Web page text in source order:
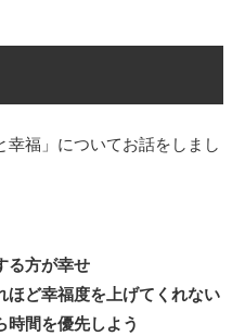
福」についてお話をしまし
る方が幸せ
ほど幸福度を上げてくれない
時間を優先しよう